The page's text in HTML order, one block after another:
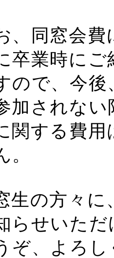
、同窓会
卒業時に
ので、今
加されな
関する費用
。
生の方々
らせいた
ぞ、よろ